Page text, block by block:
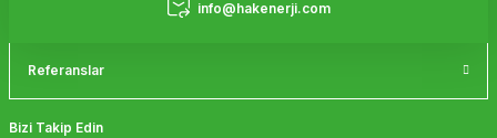
info@hakenerji.com
Referanslar
Bizi Takip Edin